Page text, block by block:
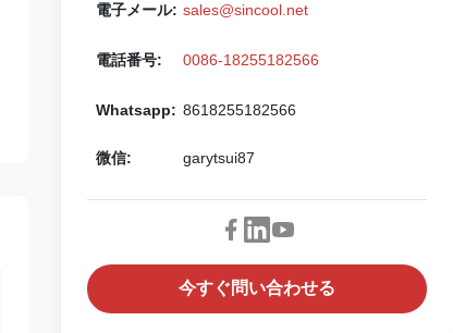
電子メール: sales@sincool.net
電話番号: 0086-18255182566
Whatsapp: 8618255182566
微信: garytsui87
今すぐ問い合わせる